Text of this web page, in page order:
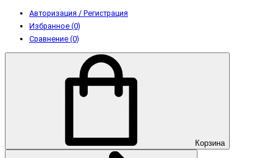
Авторизация / Регистрация
Избранное (0)
Сравнение (0)
Корзина